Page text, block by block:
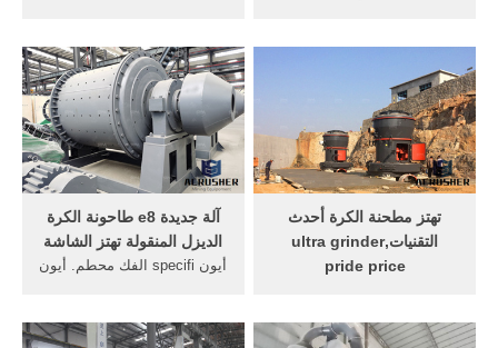
تخطيطي ل مطحنة الكرة 100
يحب . دردشة مجانية; ما هي
الفائدة من آلة لطحن رقائق
الألومنيوم. الكرة مطحنة ل
مسحوق الألومنيوم.
كربونات الكالسيوم للطن .
learn more; معلومات
المعلومات عن تهتز مغذيات
آلة جديدة e8 طاحونة الكرة
الديزل المنقولة تهتز الشاشة
أيون specifi الفك محطم. أيون
القماش alfaplast. آلة مطحنة
تهتز مطحنة الكرة أحدث
التقنيات,ultra grinder
pride price
أحدث التقنيات التطبيقات تهتز